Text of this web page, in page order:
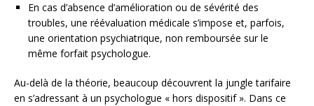
En cas d’absence d’amélioration ou de sévérité des
troubles, une réévaluation médicale s’impose et, parfois,
une orientation psychiatrique, non remboursée sur le
même forfait psychologue.
Au-delà de la théorie, beaucoup découvrent la jungle tarifaire
en s’adressant à un psychologue « hors dispositif ». Dans ce